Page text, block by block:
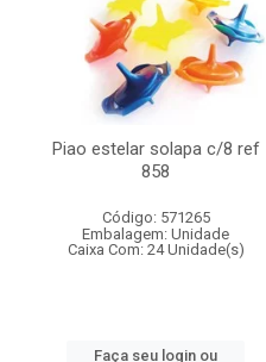
Piao estelar solapa c/8 ref
858
Código: 571265
Embalagem: Unidade
Caixa Com: 24 Unidade(s)
Faça seu login ou